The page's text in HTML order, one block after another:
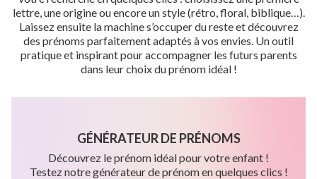
lettre, une origine ou encore un style (rétro, floral, biblique…).
Laissez ensuite la machine s’occuper du reste et découvrez
des prénoms parfaitement adaptés à vos envies. Un outil
pratique et inspirant pour accompagner les futurs parents
dans leur choix du prénom idéal !
GÉNÉRATEUR DE PRÉNOMS
Découvrez le prénom idéal pour votre enfant !
Testez notre générateur de prénom en quelques clics !